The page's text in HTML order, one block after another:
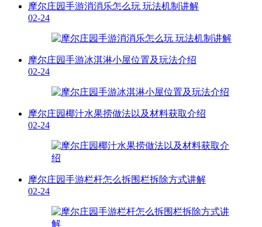
摩尔庄园手游消消乐怎么玩 玩法机制讲解
02-24
摩尔庄园手游冰淇淋小屋位置及玩法介绍
02-24
摩尔庄园椰汁水果捞做法以及材料获取介绍
02-24
摩尔庄园手游栏杆怎么拆围栏拆除方式讲解
02-24